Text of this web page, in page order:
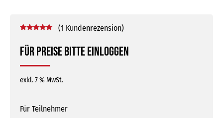
Für Preise bitte einloggen
5.00
basierend
Kundenbewertung
(1 Kundenrezension)
exkl. 7 % MwSt.
Für Teilnehmer